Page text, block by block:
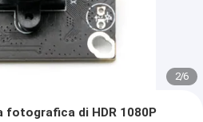
2/6
fotografica di HDR 1080P